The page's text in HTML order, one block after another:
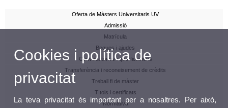
Oferta de Màsters Universitaris UV
Admissió
Matrícula
Beques i ajudes
Convocatòries i qualificacions
Transferència i reconeixement de crèdits
Treball fi de màster
Títols i certificats
Normativa
Cookies i política de
privacitat
La teva privacitat és important per a nosaltres. Per això,